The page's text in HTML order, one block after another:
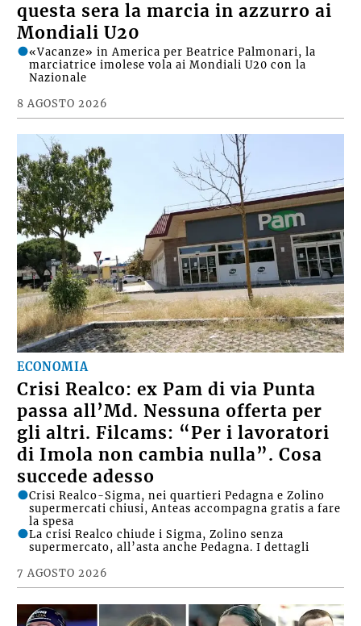
questa sera la marcia in azzurro ai
Mondiali U20
8 AGOSTO 2026
«Vacanze» in America per Beatrice Palmonari, la
marciatrice imolese vola ai Mondiali U20 con la
Nazionale
ECONOMIA
Crisi Realco: ex Pam di via Punta
passa all’Md. Nessuna offerta per
gli altri. Filcams: “Per i lavoratori
di Imola non cambia nulla”. Cosa
succede adesso
7 AGOSTO 2026
Crisi Realco-Sigma, nei quartieri Pedagna e Zolino
supermercati chiusi, Anteas accompagna gratis a fare
la spesa
La crisi Realco chiude i Sigma, Zolino senza
supermercato, all’asta anche Pedagna. I dettagli